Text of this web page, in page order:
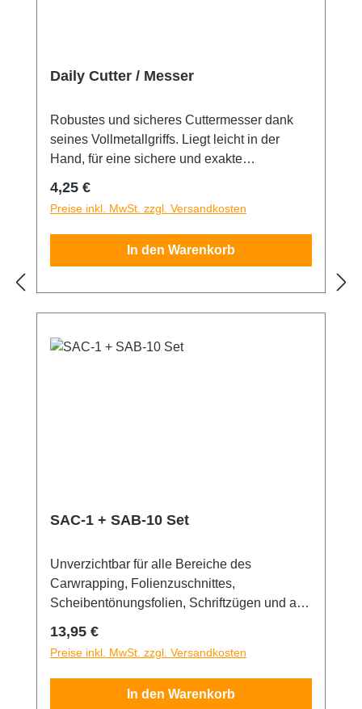
vielen Jahren. TCM-Matten schützen Ihren
Lebensdauer Ihrer Klingen erheblich.
Daily Cutter / Messer
Robustes und sicheres Cuttermesser dank
seines Vollmetallgriffs. Liegt leicht in der
Hand, für eine sichere und exakte
durch Stahlfeder Mechanik. Geeignet für 30°
und 60° Grad Klingen. passende
Ersatzklingen bei uns erhältlich.
Regulärer Preis:
4,25 €
Preise inkl. MwSt. zzgl. Versandkosten
In den Warenkorb
SAC-1 + SAB-10 Set
Unverzichtbar für alle Bereiche des
Carwrapping, Folienzuschnittes,
Scheibentönungsfolien, Schriftzügen und alle
Messer überzeugt durch seine robuste Bauart
und seine wackelfreie Klinge. Für noch
längeres Schneidevergnügen hier gleich im
Set 10 Stück Olfa SAB-10 Klingen. Die
Regulärer Preis:
13,95 €
Preise inkl. MwSt. zzgl. Versandkosten
In den Warenkorb